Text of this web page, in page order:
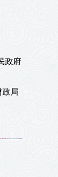
政府
政局